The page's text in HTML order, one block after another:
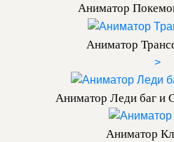
Аниматор
Аниматор
>
Аниматор Леди баг и
Аниматор